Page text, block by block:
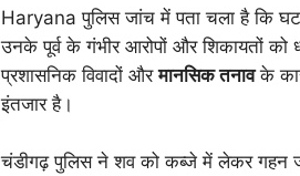
Haryana पुलिस जांच में पता चला है कि
उनके पूर्व के गंभीर आरोपों और शिकायतों को
प्रशासनिक विवादों औरमानसिक तनावके
इंतजार है।
चंडीगढ़ पुलिस ने शव को कब्जे में लेकर गहन